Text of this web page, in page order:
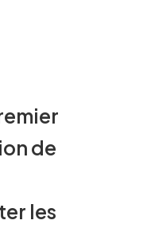
de
les